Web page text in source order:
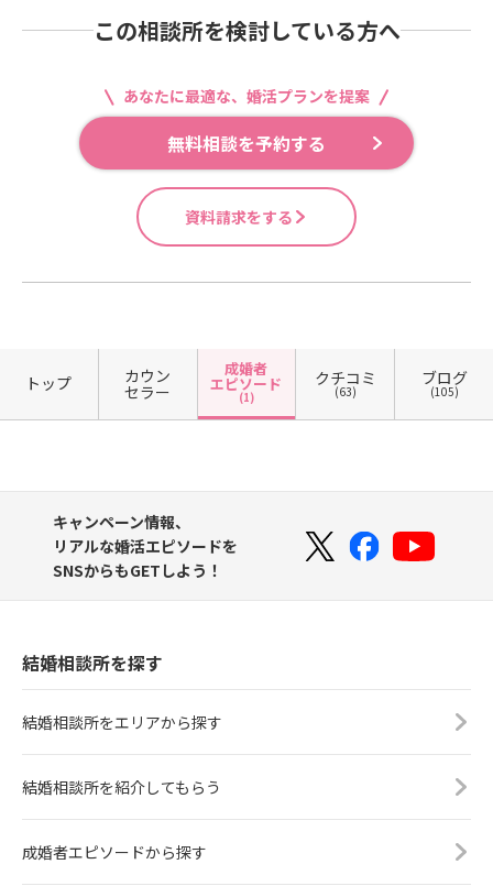
この相談所を検討している方へ
あなたに最適な、婚活プランを提案
無料相談を予約する
資料請求をする
トップ カウン
セラー
成婚者
エピソード
(1)
クチコミ
(63)
ブログ
(105)
キャンペーン情報、
リアルな婚活エピソードを
SNSからもGETしよう！
結婚相談所を探す
結婚相談所をエリアから探す
結婚相談所を紹介してもらう
成婚者エピソードから探す